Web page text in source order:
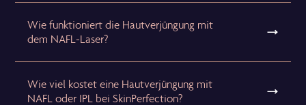
Wie funktioniert die Hautverjüngung mit
dem NAFL-Laser?
Wie viel kostet eine Hautverjüngung mit
NAFL oder IPL bei SkinPerfection?